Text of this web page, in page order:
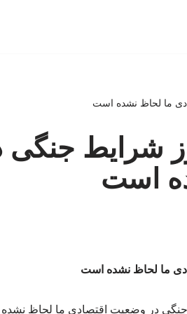
ما لحاظ نشده است
شرایط
است
ما لحاظ نشده است